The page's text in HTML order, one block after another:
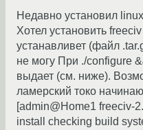
Недавно установил
Хотел установить
устанавливет (файл
не могу При ./configure
выдает (см. ниже).
ламерский токо
[admin@Home1 freeciv-
install checking build